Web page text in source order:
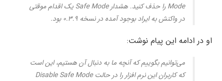
Mode را حذف کنید. هشدار Safe Mode یک اقدام موقتی
در واکنش به ایراد بوجود آمده در نسخه ۰.۳.۹ بود.
او در ادامه این پیام نوشت:
می‌توانیم بگوییم که آنچه ما به دنبال آن هستیم، این است
که کاربران این نرم افزار را در حالت Disable Safe Mode